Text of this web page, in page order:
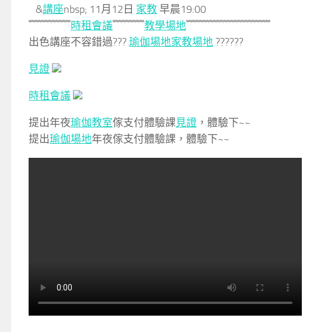
&講座nbsp; 11月12日 家教早晨19:00
﹌﹌﹌﹌時租會議﹌﹌﹌教學場地﹌﹌﹌﹌﹌﹌﹌﹌
出色講座不容錯過???瑜伽場地家教場地??????
見證
時租會議
提出年夜瑜伽教室傢支付體驗課見證 ，體驗下~~
提出瑜伽場地年夜傢支付體驗課，體驗下~~